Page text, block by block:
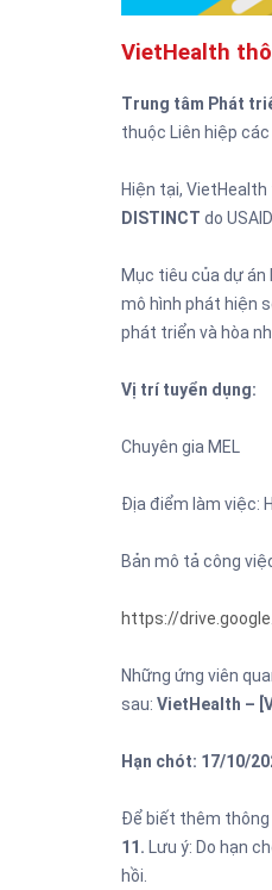
VietHealth
Trung tâm Phát
thuộc Liên hiệp
Hiện tại,
DISTINCT do
Mục tiêu của dự
mô hình phát hiện
phát triển và hòa
Vị trí tuyển dụng:
Chuyên gia MEL
Địa điểm làm việc:
Bản mô tả công
https://
Những ứng viên
sau: VietHealth –
Hạn chót: 17/10/
Để biết thêm
11. Lưu ý: Do hạn
hồi.